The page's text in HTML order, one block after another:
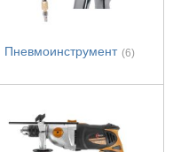
Пневмоинструмент (6)